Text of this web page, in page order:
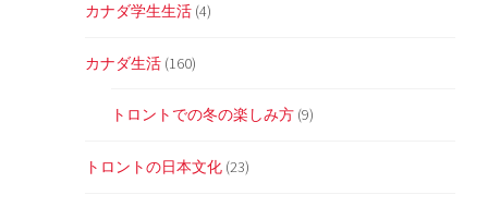
カナダ学生生活 (4)
カナダ生活 (160)
トロントでの冬の楽しみ方 (9)
トロントの日本文化 (23)